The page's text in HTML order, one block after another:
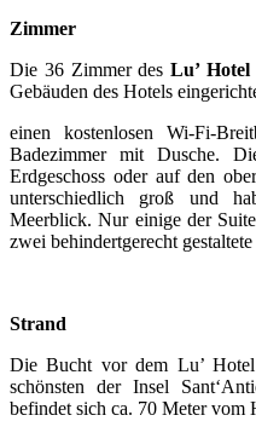
Zimmer
Die 36 Zimmer desLu’
Gebäuden des Hotels
einen kostenlosen Wi-Fi-
Badezimmer mit Dusche.
Erdgeschoss oder auf den
unterschiedlich groß und
Meerblick. Nur einige der
zwei behindertgerecht
Strand
Die Bucht vor dem Lu’
schönsten der Insel
befindet sich ca. 70 Meter vom